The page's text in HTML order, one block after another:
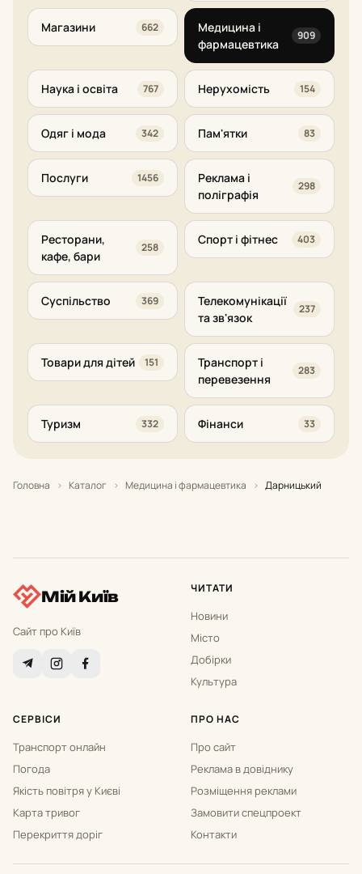
Магазини 662
Медицина і
фармацевтика
909
Наука і освіта 767 Нерухомість 154
Одяг і мода 342 Пам'ятки 83
Послуги 1456
Реклама і
поліграфія
298
Ресторани,
кафе, бари
258
Спорт і фітнес 403
Суспільство 369
Телекомунікації
та зв'язок
237
Товари для дітей 151
Транспорт і
перевезення
283
Туризм 332 Фінанси 33
Головна › Каталог › Медицина і фармацевтика › Дарницький
Мій Київ
Сайт про Київ
ЧИТАТИ
Новини
Місто
Добірки
Культура
СЕРВІСИ
Транспорт онлайн
Погода
Якість повітря у Києві
Карта тривог
Перекриття доріг
ПРО НАС
Про сайт
Реклама в довіднику
Розміщення реклами
Замовити спецпроект
Контакти